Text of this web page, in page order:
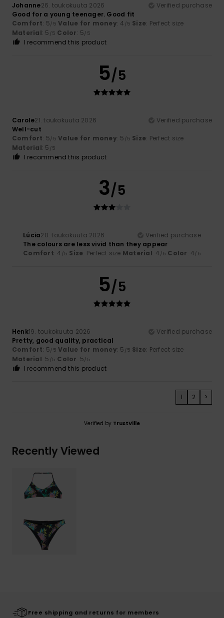
Johanne26. toukokuuta 2026
Verified purchase
Good for a young teenager. Good fit
Comfort: 5/5 Value for money: 4 /5 Size: Perfect size
Material: 5 /5 Color: 5/5
I recommend this product
5/5
Carole21. toukokuuta 2026
Verified purchase
Well-cut
Comfort: 5/5 Value for money: 5 /5 Size: Perfect size
Material: 5 /5
I recommend this product
3/5
Lúcia20. toukokuuta 2026
Verified purchase
The colours are less vivid than they appear
Comfort: 4 /5 Size: Perfect size Material: 4 /5 Color: 4/5
5/5
Henk19. toukokuuta 2026
Verified purchase
Pretty, good quality, practical
Comfort: 5/5 Value for money: 5 /5 Size: Perfect size
Material: 5 /5 Color: 5/5
I recommend this product
1 2 >
Verified by TrustVille
Recently Viewed
Free shipping and returns for members